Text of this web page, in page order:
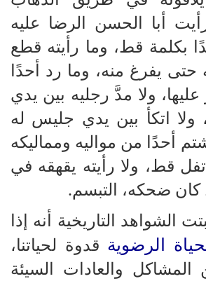
أبا الحسن الرضا عليه
بكلمة قط، وما رأيته قطع
حتى يفرغ منه، وما رد أحدًا
ولا مدَّ رجليه بين يدي
اتكأ بين يدي جليس له
أحدًا من مواليه ومماليكه
قط، ولا رأيته يقهقه في
ضحكه، التبسم.
الشواهد التاريخية أنه إذا
الرضوية قدوة لحياتنا،
المشاكل والعادات السيئة